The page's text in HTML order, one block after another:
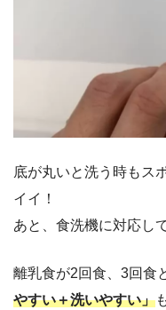
底が丸いと洗う時もス
イイ！
あと、食洗機に対応し
離乳食が2回食、3回食
やすい＋洗いやすい」